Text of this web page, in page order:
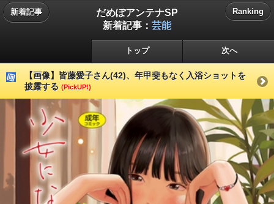
新着記事
だめぽアンテナSP
新着記事： 芸能
Ranking
トップ 次へ
【画像】皆藤愛子さん(42)、年甲斐もなく入浴ショットを
披露する (PickUP!)